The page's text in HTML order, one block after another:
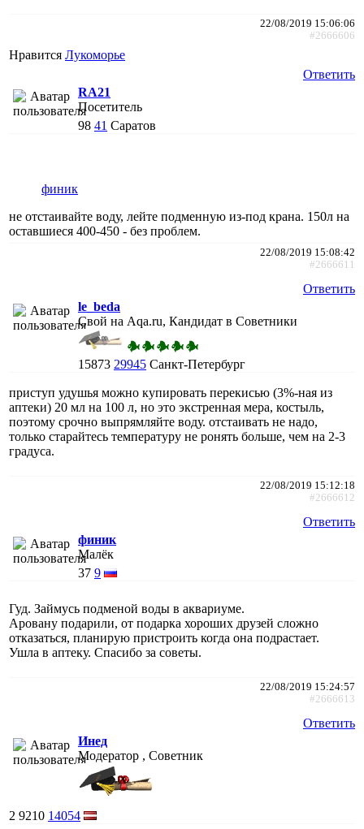
22/08/2019 15:06:06
#2666606
Нравится Лукоморье
Ответить
RA21
Посетитель
98 41 Саратов
финик
не отстаивайте воду, лейте подменную из-под крана. 150л на
оставшиеся 400-450 - без проблем.
22/08/2019 15:08:42
#2666611
Ответить
le_beda
Свой на Aqa.ru, Кандидат в Советники
15873 29945 Санкт-Петербург
приступ удушья можно купировать перекисью (3%-ная из
аптеки) 20 мл на 100 л, но это экстренная мера, костыль,
поэтому срочно выпрямляйте воду. отстаивать не надо,
только старайтесь температуру не ронять больше, чем на 2-3
градуса.
22/08/2019 15:12:18
#2666612
Ответить
финик
Малёк
37 9
Гуд. Займусь подменой воды в аквариуме.
Аровану подарили, от подарка хороших друзей сложно
отказаться, планирую пристроить когда она подрастает.
Ушла в аптеку. Спасибо за советы.
22/08/2019 15:24:57
#2666613
Ответить
Инед
Модератор , Советник
2 9210 14054